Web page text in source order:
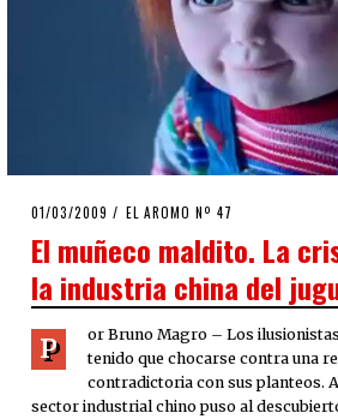
POSTED
01/03/2009 25/03/2020
EL AROMO Nº 47
El muñeco maldito. La
la industria china del
P
or Bruno Magro – Los
tenido que chocarse contra una
contradictoria con sus planteos.
sector industrial chino puso al